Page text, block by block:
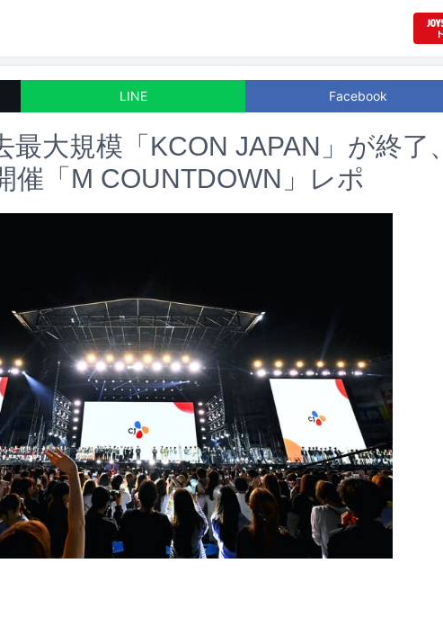
LINE Facebook
最大規模「KCON JAPAN」が終了、
催「M COUNTDOWN」レポ